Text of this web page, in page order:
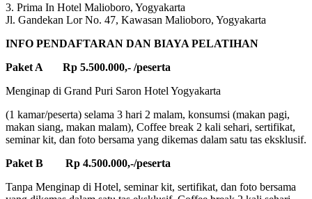
3. Prima In Hotel Malioboro, Yogyakarta
Jl. Gandekan Lor No. 47, Kawasan Malioboro, Yogyakarta
INFO PENDAFTARAN DAN BIAYA PELATIHAN
Paket A Rp 5.500.000,- /peserta
Menginap di Grand Puri Saron Hotel Yogyakarta
(1 kamar/peserta) selama 3 hari 2 malam, konsumsi (makan pagi,
makan siang, makan malam), Coffee break 2 kali sehari, sertifikat,
seminar kit, dan foto bersama yang dikemas dalam satu tas eksklusif.
Paket B Rp 4.500.000,-/peserta
Tanpa Menginap di Hotel, seminar kit, sertifikat, dan foto bersama